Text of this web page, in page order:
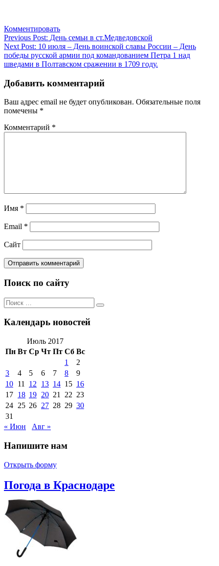
Комментировать
Навигация
по
записям
Previous Post: День семьи в ст.Медведовской
Next Post: 10 июля – День воинской славы России – День
победы русской армии под командованием Петра 1 над
шведами в Полтавском сражении в 1709 году.
Добавить комментарий
Ваш адрес email не будет опубликован. Обязательные поля
помечены *
Комментарий *
Имя *
Email *
Сайт
Поиск по сайту
Поиск
по:
Поиск
Календарь новостей
Июль 2017
Пн Вт Ср Чт Пт Сб Вс
1
2
3
4 5 6 7 8
9
10 11 12 13 14 15 16
17 18 19 20 21 22 23
24 25 26 27 28 29 30
31
« Июн
Авг »
Напишите нам
Открыть форму
Погода в Краснодаре